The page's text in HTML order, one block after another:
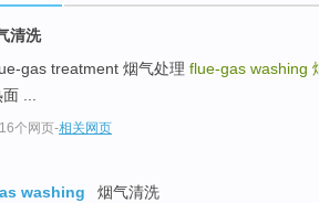
清洗
gas treatment 烟气处理 flue-gas washing
...
个网页-相关网页
washing
烟气清洗